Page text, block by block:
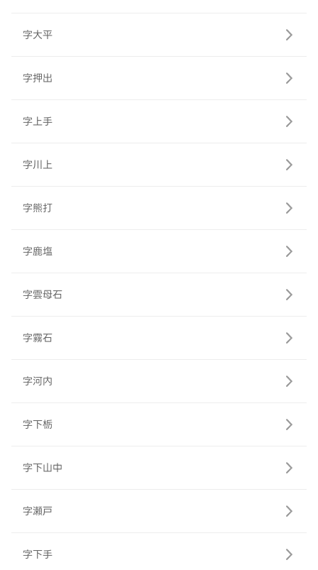
字大平
字押出
字上手
字川上
字熊打
字鹿塩
字雲母石
字霧石
字河内
字下栃
字下山中
字瀬戸
字下手